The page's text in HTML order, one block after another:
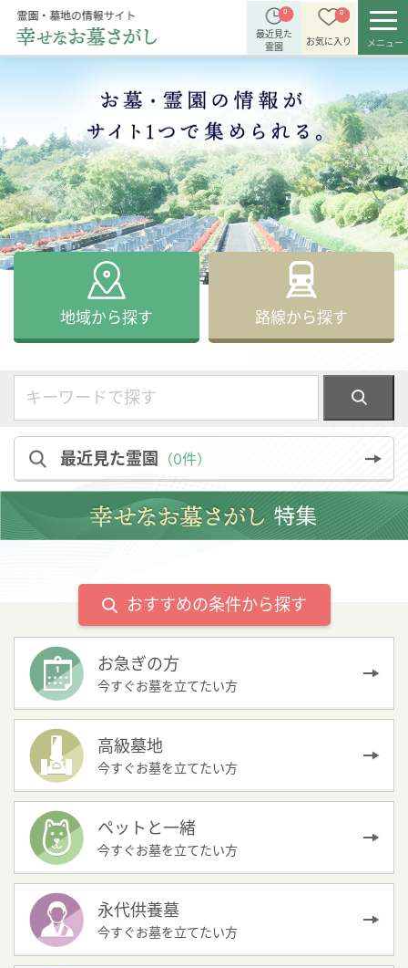
0
最近見た
霊園
0
お気に入り メニュー
地域から探す 路線から探す
最近見た霊園 （0件）
おすすめの条件から探す
お急ぎの方
今すぐお墓を立てたい方
高級墓地
今すぐお墓を立てたい方
ペットと一緒
今すぐお墓を立てたい方
永代供養墓
今すぐお墓を立てたい方